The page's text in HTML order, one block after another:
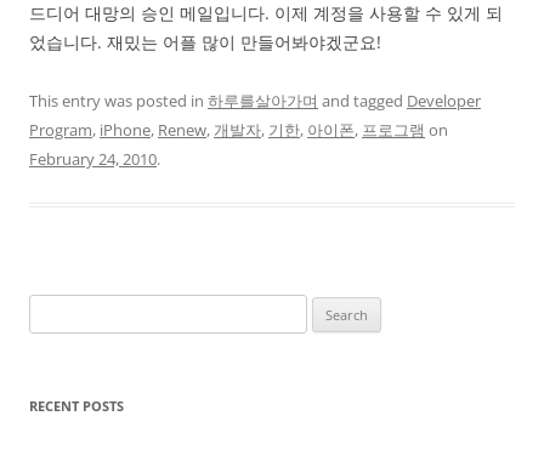
드디어 대망의 승인 메일입니다. 이제 계정을 사용할 수 있게 되
었습니다. 재밌는 어플 많이 만들어봐야겠군요!
This entry was posted in 하루를살아가며 and tagged Developer
Program, iPhone, Renew,개발자, 기한, 아이폰, 프로그램 on
February 24, 2010.
for:
RECENT POSTS